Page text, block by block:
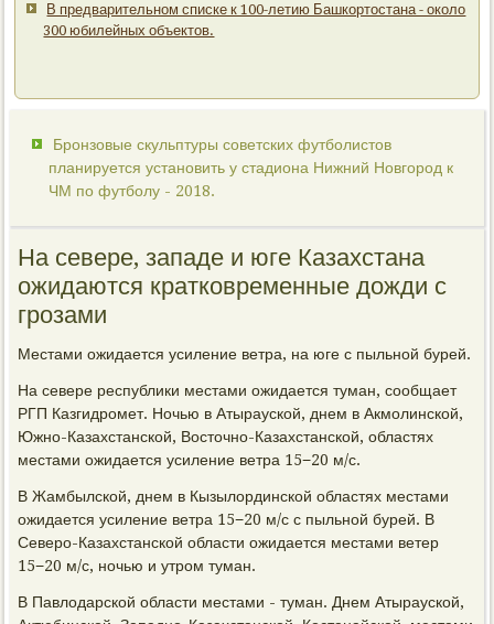
В предварительном списке к 100-летию Башкортостана - около
300 юбилейных объектов.
Бронзовые скульптуры советских футболистов
планируется установить у стадиона Нижний Новгород к
ЧМ по футболу - 2018.
На севере, западе и юге Казахстана
ожидаются кратковременные дожди с
грозами
Местами ожидается усиление ветра, на юге с пыльной бурей.
На севере республики местами ожидается туман, сообщает
РГП Казгидромет. Ночью в Атырауской, днем в Акмолинской,
Южно-Казахстанской, Восточно-Казахстанской, областях
местами ожидается усиление ветра 15−20 м/с.
В Жамбылской, днем в Кызылординской областях местами
ожидается усиление ветра 15−20 м/с с пыльной бурей. В
Северо-Казахстанской области ожидается местами ветер
15−20 м/с, ночью и утром туман.
В Павлодарской области местами - туман. Днем Атырауской,